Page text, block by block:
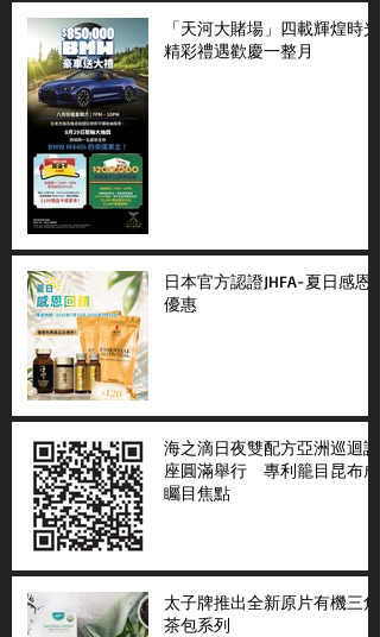
「天河大賭場」四載輝煌時光
精彩禮遇歡慶一整月
日本官方認證JHFA-夏日感恩
優惠
海之滴日夜雙配方亞洲巡迴講
座圓滿舉行 專利籠目昆布成
矚目焦點
太子牌推出全新原片有機三角
茶包系列